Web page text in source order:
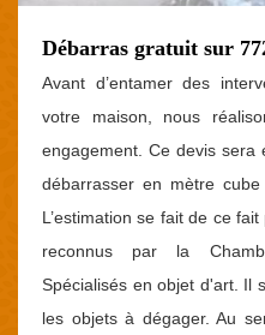
Débarras gratuit sur
Avant d’entamer des
votre maison, nous
engagement. Ce devis sera
débarrasser en mètre
L’estimation se fait de ce
reconnus par la
Spécialisés en objet d'art. Il
les objets à dégager. Au